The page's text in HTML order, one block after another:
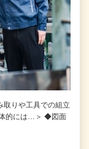
取りや工具での組立
的には…＞ ◆図面